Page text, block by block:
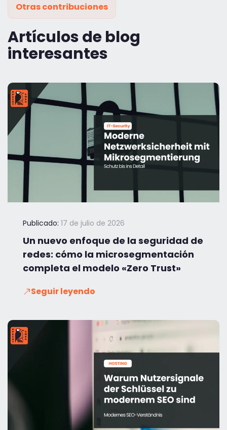
Otras contribuciones
Artículos de blog
interesantes
Publicado: 17 de julio de 2026
Un nuevo enfoque de la seguridad de
redes: cómo la microsegmentación
completa el modelo «Zero Trust»
Seguir leyendo